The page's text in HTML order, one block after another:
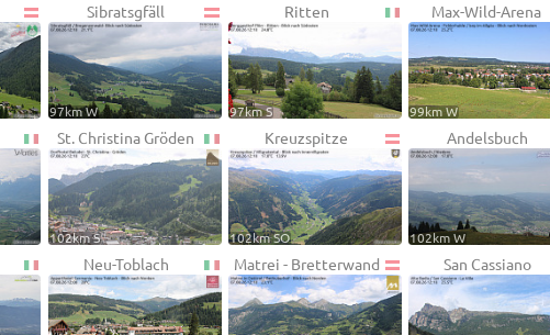
Sibratsgfäll
97km W
Ritten
97km S
Max-Wild-Arena
99km W
St. Christina Gröden
102km S
Kreuzspitze
102km SO
Andelsbuch
102km W
Neu-Toblach Matrei - Bretterwand San Cassiano